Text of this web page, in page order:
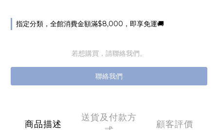
指定分類，全館消費金額滿$8,000，即享免運🚚
若想購買，請聯絡我們。
聯絡我們
商品描述
送貨及付款方
顧客評價